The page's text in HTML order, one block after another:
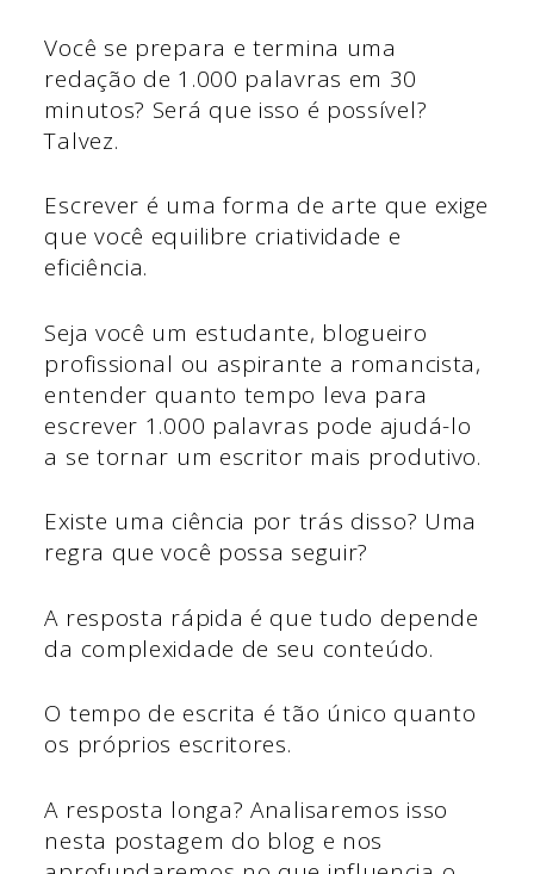
Você se prepara e termina uma
redação de 1.000 palavras em 30
minutos? Será que isso é possível?
Talvez.
Escrever é uma forma de arte que exige
que você equilibre criatividade e
eficiência.
Seja você um estudante, blogueiro
profissional ou aspirante a romancista,
entender quanto tempo leva para
escrever 1.000 palavras pode ajudá-lo
a se tornar um escritor mais produtivo.
Existe uma ciência por trás disso? Uma
regra que você possa seguir?
A resposta rápida é que tudo depende
da complexidade de seu conteúdo.
O tempo de escrita é tão único quanto
os próprios escritores.
A resposta longa? Analisaremos isso
nesta postagem do blog e nos